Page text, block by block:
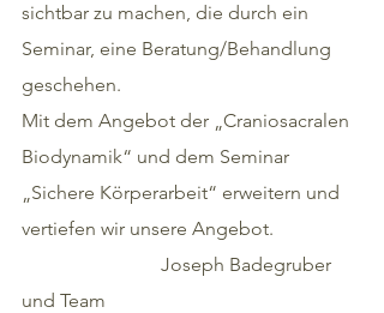
sichtbar zu machen, die durch ein
Seminar, eine Beratung/Behandlung
geschehen.
Mit dem Angebot der „Craniosacralen
Biodynamik“ und dem Seminar
„Sichere Körperarbeit“ erweitern und
vertiefen wir unsere Angebot.
                             Joseph Badegruber
und Team